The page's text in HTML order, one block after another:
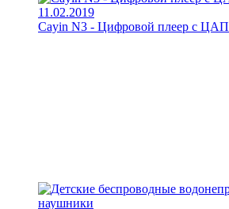
11.02.2019
Cayin N3 - Цифровой плеер с ЦАП